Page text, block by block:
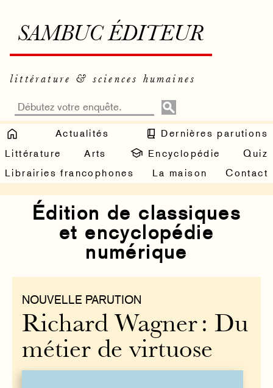
SAMBUC ÉDITEUR
littérature & sciences humaines
Actualités
Dernières parutions
Littérature
Arts Encyclopédie
Quiz
Librairies francophones
La maison Contact
Édition de classiques
et encyclopédie
numérique
NOUVELLE PARUTION
Richard Wagner : Du
métier de virtuose